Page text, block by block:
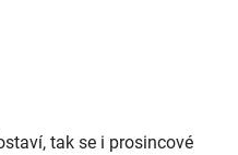
tak se i prosincové